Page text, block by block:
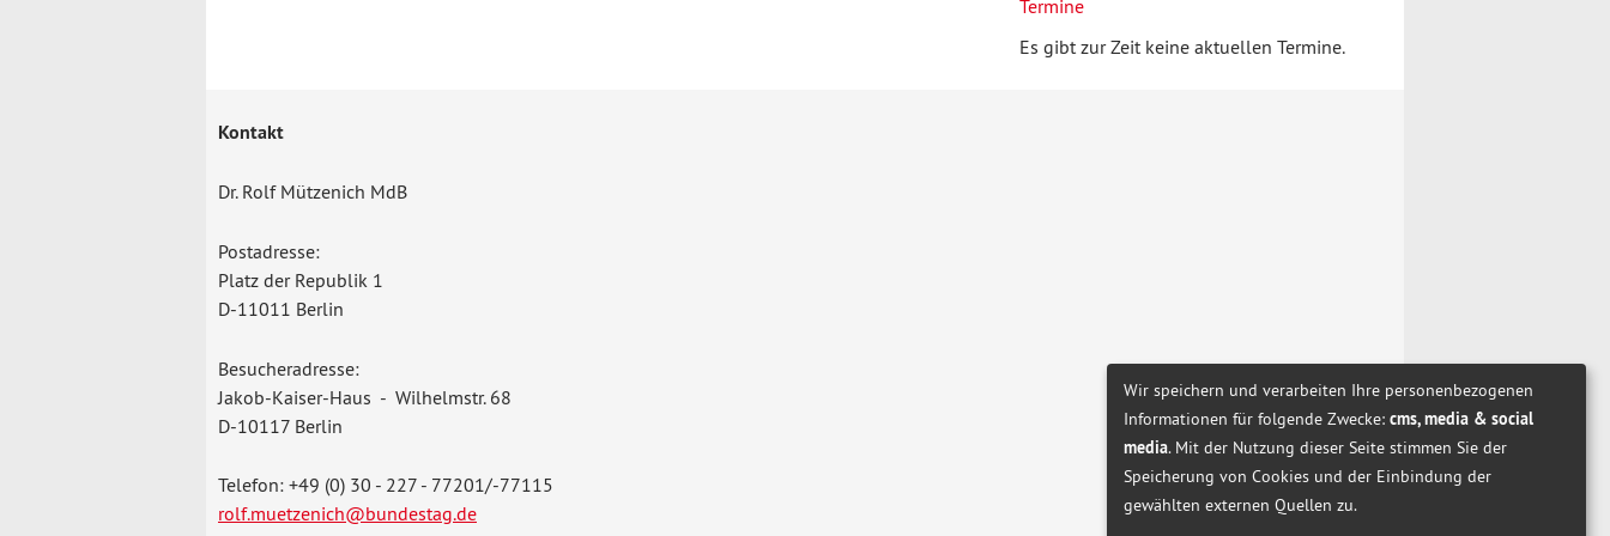
Termine
Es gibt zur Zeit keine aktuellen Termine.
Kontakt
Dr. Rolf Mützenich MdB
Postadresse:
Platz der Republik 1
D-11011 Berlin
Besucheradresse:
Jakob-Kaiser-Haus - Wilhelmstr. 68
D-10117 Berlin
Telefon: +49 (0) 30 - 227 - 77201/-77115
rolf.muetzenich@bundestag.de
Wir speichern und verarbeiten Ihre personenbezogenen
Informationen für folgende Zwecke: cms, media & social
media. Mit der Nutzung dieser Seite stimmen Sie der
Speicherung von Cookies und der Einbindung der
gewählten externen Quellen zu.